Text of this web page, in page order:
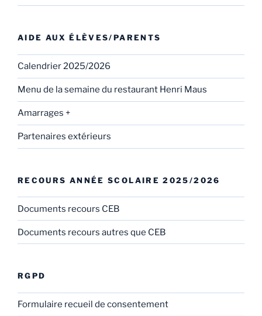
AIDE AUX ÉLÈVES/PARENTS
Calendrier 2025/2026
Menu de la semaine du restaurant Henri Maus
Amarrages +
Partenaires extérieurs
RECOURS ANNÉE SCOLAIRE 2025/2026
Documents recours CEB
Documents recours autres que CEB
RGPD
Formulaire recueil de consentement